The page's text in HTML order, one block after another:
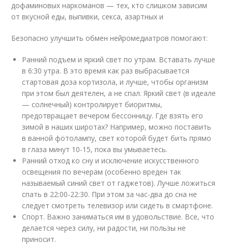
дофаминовых наркоманов — тех, кто слишком зависим
от вкусной еды, выпивки, секса, азартных и
Безопасно улучшить обмен нейромедиатров помогают:
Ранний подъем и яркий свет по утрам. Вставать лучше
в 6:30 утра. В это время как раз выбрасывается
стартовая доза кортизола, и лучше, чтобы организм
при этом был деятелен, а не спал. Яркий свет (в идеале
— солнечный) контролирует биоритмы,
предотвращает вечером бессонницу. Где взять его
зимой в наших широтах? Например, можно поставить
в ванной фотолампу, свет которой будет бить прямо
в глаза минут 10-15, пока вы умываетесь.
Ранний отход ко сну и исключение искусственного
освещения по вечерам (особенно вреден так
называемый синий свет от гаджетов). Лучше ложиться
спать в 22:00-22:30. При этом за час-два до сна не
следует смотреть телевизор или сидеть в смартфоне.
Спорт. Важно заниматься им в удовольствие. Все, что
делается через силу, ни радости, ни пользы не
приносит.